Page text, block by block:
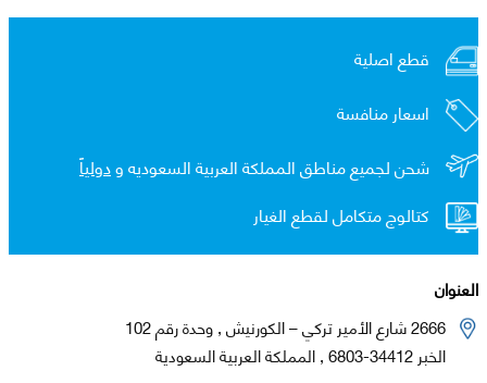
قطع اصلية
اسعار منافسة
شحن لجميع مناطق المملكة العربية السعوديه ودولياً
كتالوج متكامل لقطع الغيار
العنوان
2666 شارع الأمير تركي – الكورنيش , وحدة رقم 102
الخبر 34412-6803 , المملكة العربية السعودية